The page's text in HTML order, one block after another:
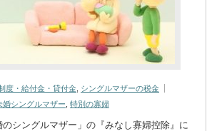
度・給付金・貸付金 シングルマザーの税金
婚シングルマザー 特別の寡婦
のシングルマザー」の『みなし寡婦控除』に